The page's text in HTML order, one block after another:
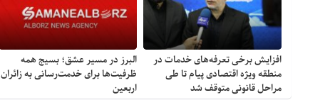
افزایش برخی تعرفه‌های خدمات در
منطقه ویژه اقتصادی پیام تا طی
مراحل قانونی متوقف شد
البرز در مسیر عشق؛ بسیج همه
ظرفیت‌ها برای خدمت‌رسانی به زائران
اربعین